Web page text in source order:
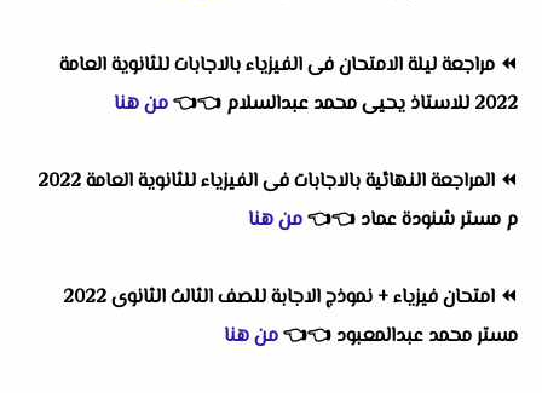
⏪ مراجعة ليلة الامتحان فى الفيزياء بالاجابات للثانوية العامة
2022 للاستاذ يحيى محمد عبدالسلام
👈
👈من هنا
⏪
المراجعة النهائية بالاجابات فى الفيزياء للثانوية العامة 2022
م مستر شنودة عماد 👈
👈من هنا
⏪
امتحان فيزياء + نموذج الاجابة للصف الثالث الثانوى 2022
مستر محمد عبدالمعبود 👈
👈من هنا